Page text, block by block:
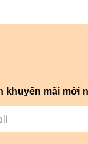
khuyến mãi mới